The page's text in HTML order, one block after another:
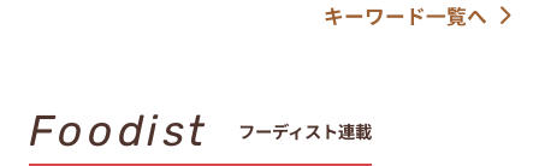
キーワード一覧へ
Foodist フーディスト連載